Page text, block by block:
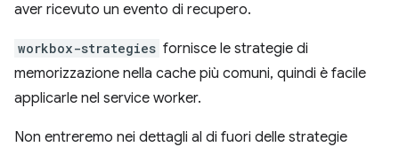
aver ricevuto un evento di recupero.
workbox-strategies fornisce le strategie di
memorizzazione nella cache più comuni, quindi è facile
applicarle nel service worker.
Non entreremo nei dettagli al di fuori delle strategie